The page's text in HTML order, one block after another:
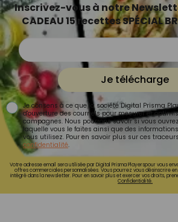
Inscrivez-vous à notre
CADEAU 15 recettes SPÉCIAL
Je télécharge
Je consens à ce que la société Digital Prisma
d'ouverture des courriels pour mesurer et
campagnes. Nous pourrons savoir si vous
laquelle vous le faites ainsi que des
vous utilisez. Pour en savoir plus sur ces
confidentialité.
Votre adresse email sera utilisée par Digital Prisma Playerspour vous
offres commerciales personnalisées. Vous pourrez vous désinscrire
intégré dans la newsletter. Pour en savoir plus et exercer vos droits,
Confidentialité.